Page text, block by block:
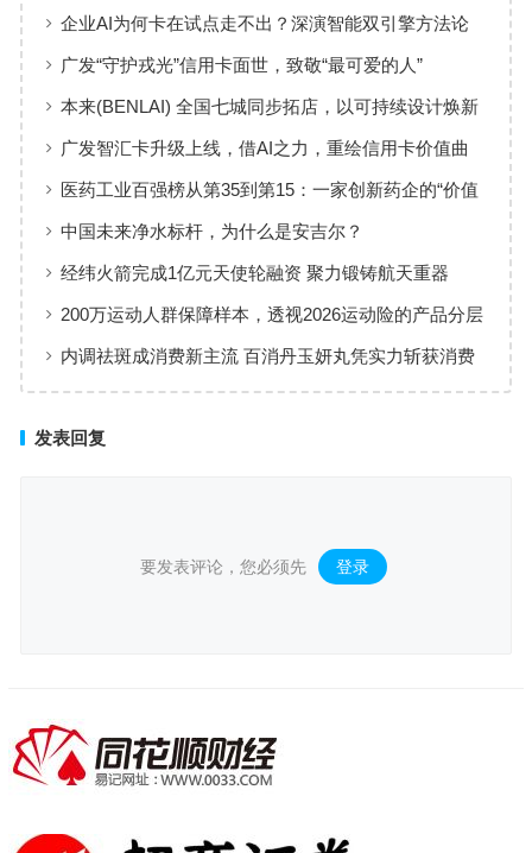
交流赋能从业者共同成长
企业AI为何卡在试点走不出？深演智能双引擎方法论
回答：卡点不在模型，而在使用方式
广发“守护戎光”信用卡面世，致敬“最可爱的人”
本来(BENLAI) 全国七城同步拓店，以可持续设计焕新
品牌体验
广发智汇卡升级上线，借AI之力，重绘信用卡价值曲
线
医药工业百强榜从第35到第15：一家创新药企的“价值
增长”样本
中国未来净水标杆，为什么是安吉尔？
经纬火箭完成1亿元天使轮融资 聚力锻铸航天重器
200万运动人群保障样本，透视2026运动险的产品分层
与适配逻辑
内调祛斑成消费新主流 百消丹玉妍丸凭实力斩获消费
发表回复
要发表评论，您必须先 登录 。